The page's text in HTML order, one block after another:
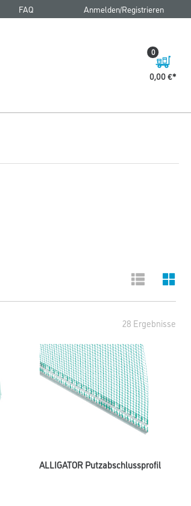
FAQ Anmelden/Registrieren
0,00 €
0
28 Ergebnisse
ALLIGATOR Putzabschlussprofil